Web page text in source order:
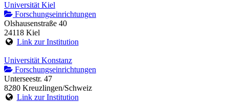
Universität Kiel
Forschungseinrichtungen
Olshausenstraße 40
24118 Kiel
Link zur Institution
Universität Konstanz
Forschungseinrichtungen
Unterseestr. 47
8280 Kreuzlingen/Schweiz
Link zur Institution